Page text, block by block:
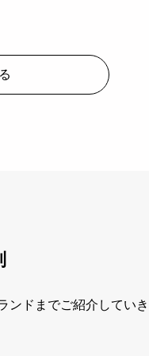
ンドまでご紹介してい